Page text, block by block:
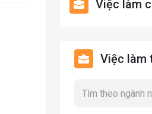
Việc làm
Việc làm